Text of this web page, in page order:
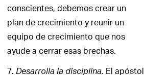
conscientes, debemos crear un
plan de crecimiento y reunir un
equipo de crecimiento que nos
ayude a cerrar esas brechas.